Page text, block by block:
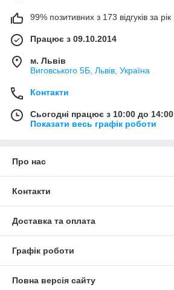
99% позитивних з 173 відгуків за рік
Працює з 09.10.2014
м. Львів
Виговського 5Б, Львів, Україна
Контакти
Сьогодні працює з 10:00 до 14:00
Показати весь графік роботи
Про нас
Контакти
Доставка та оплата
Графік роботи
Повна версія сайту